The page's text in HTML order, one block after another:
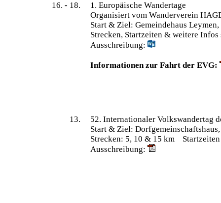
16. - 18.
1. Europäische Wandertage
Organisiert vom Wanderverein
Start & Ziel: Gemeindehaus
Strecken, Startzeiten & weitere
Ausschreibung:
Informationen zur Fahrt der EVG:
13.
52. Internationaler Volkswandertag
Start & Ziel:
Strecken: 5, 10 & 15 km
Ausschreibung: